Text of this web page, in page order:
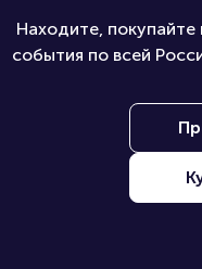
Находите,
события по всей